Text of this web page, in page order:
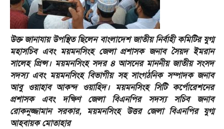
উক্ত জানাযায় উপস্থিত ছিলেন বাংলাদেশ জাতীয় নির্বাহী কমিটির যুগ্ম
মহাসচিব এবং ময়মনসিংহ জেলা প্রশাসক জনাব সৈয়দ ইমরান
সালেহ প্রিন্স। ময়মনসিংহ সদর ৪ আসনের মাননীয় জাতীয় সংসদ
সদস্য এবং ময়মনসিংহ বিভাগীয় সহ সাংগঠনিক সম্পাদক জনাব
আবু ওয়াহাব আকন্দ ওয়াহিদ। ময়মনসিংহ সিটি কর্পোরেশনের
প্রশাসক এবং দক্ষিণ জেলা বিএনপির সদস্য সচিব জনাব
রোকনুজ্জামান সরকার, ময়মনসিংহ উত্তর জেলা বিএনপির যুগ্ম
আহবায়ক মোতাহার